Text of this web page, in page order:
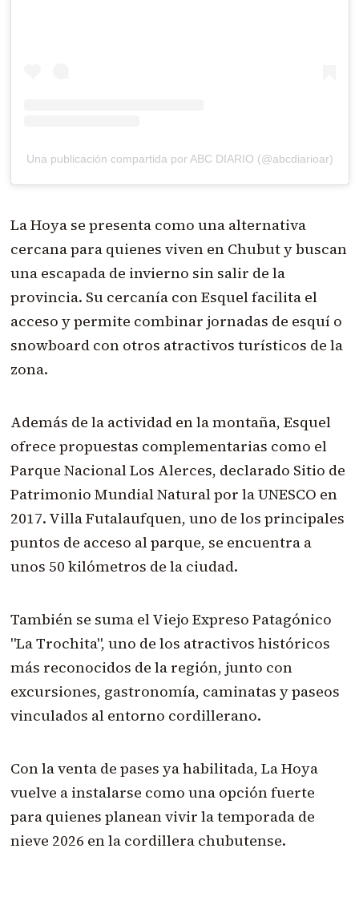
Una publicación compartida por ABC DIARIO (@abcdiarioar)
La Hoya se presenta como una alternativa
cercana para quienes viven en Chubut y buscan
una escapada de invierno sin salir de la
provincia. Su cercanía con Esquel facilita el
acceso y permite combinar jornadas de esquí o
snowboard con otros atractivos turísticos de la
zona.
Además de la actividad en la montaña, Esquel
ofrece propuestas complementarias como el
Parque Nacional Los Alerces, declarado Sitio de
Patrimonio Mundial Natural por la UNESCO en
2017. Villa Futalaufquen, uno de los principales
puntos de acceso al parque, se encuentra a
unos 50 kilómetros de la ciudad.
También se suma el Viejo Expreso Patagónico
"La Trochita", uno de los atractivos históricos
más reconocidos de la región, junto con
excursiones, gastronomía, caminatas y paseos
vinculados al entorno cordillerano.
Con la venta de pases ya habilitada, La Hoya
vuelve a instalarse como una opción fuerte
para quienes planean vivir la temporada de
nieve 2026 en la cordillera chubutense.